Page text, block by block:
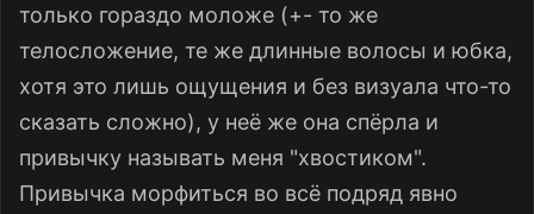
только гораздо моложе (+- то же
телосложение, те же длинные волосы и юбка,
хотя это лишь ощущения и без визуала что-то
сказать сложно), у неё же она спёрла и
привычку называть меня "хвостиком".
Привычка морфиться во всё подряд явно